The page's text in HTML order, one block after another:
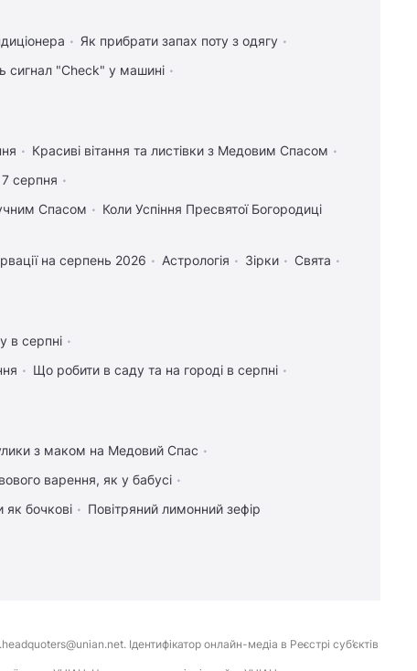
Як прибрати запах поту з одягу
сигнал "Check" у машині
Красиві вітання та листівки з Медовим Спасом
серпня
Спасом Коли Успіння Пресвятої Богородиці
на серпень 2026 Астрологія Зірки
Свята
в серпні
Що робити в саду та на городі в серпні
з маком на Медовий Спас
варення, як у бабусі
як бочкові Повітряний лимонний зефір
Ідентифікатор онлайн-медіа в Реєстрі суб’єктів